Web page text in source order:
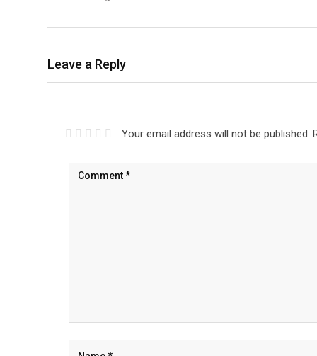
Leave a Reply
Your email address will not be published.